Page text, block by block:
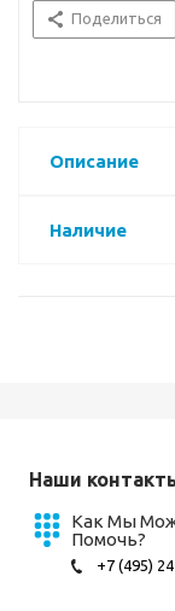
Поделиться
Описание
Наличие
Наши
Как Мы
Помочь?
+7 (495)